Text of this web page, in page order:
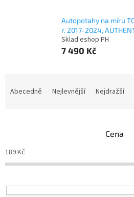
Autopotahy na míru
r. 2017-2024,
Sklad eshop PH
7 490 Kč
p
r
o
u
Abecedně Nejlevnější Nejdražší
Cena
189Kč